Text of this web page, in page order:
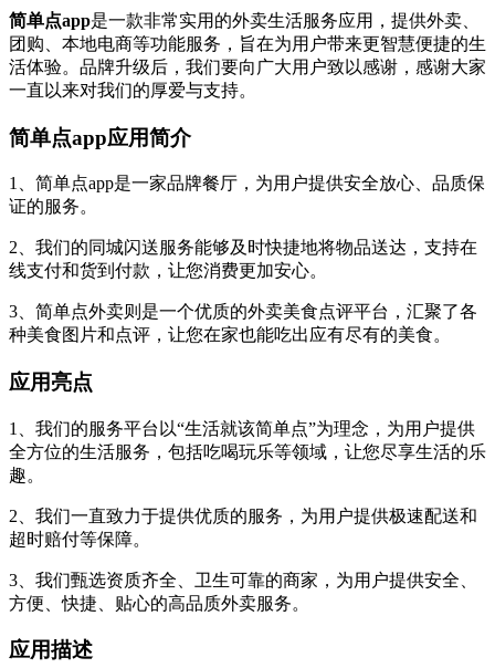
简单点app是一款非常实用的外卖生活服务应用，提供外卖、
团购、本地电商等功能服务，旨在为用户带来更智慧便捷的生
活体验。品牌升级后，我们要向广大用户致以感谢，感谢大家
一直以来对我们的厚爱与支持。
简单点app应用简介
1、简单点app是一家品牌餐厅，为用户提供安全放心、品质保
证的服务。
2、我们的同城闪送服务能够及时快捷地将物品送达，支持在
线支付和货到付款，让您消费更加安心。
3、简单点外卖则是一个优质的外卖美食点评平台，汇聚了各
种美食图片和点评，让您在家也能吃出应有尽有的美食。
应用亮点
1、我们的服务平台以“生活就该简单点”为理念，为用户提供
全方位的生活服务，包括吃喝玩乐等领域，让您尽享生活的乐
趣。
2、我们一直致力于提供优质的服务，为用户提供极速配送和
超时赔付等保障。
3、我们甄选资质齐全、卫生可靠的商家，为用户提供安全、
方便、快捷、贴心的高品质外卖服务。
应用描述